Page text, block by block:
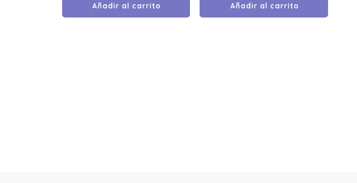
Añadir al carrito Añadir al carrito